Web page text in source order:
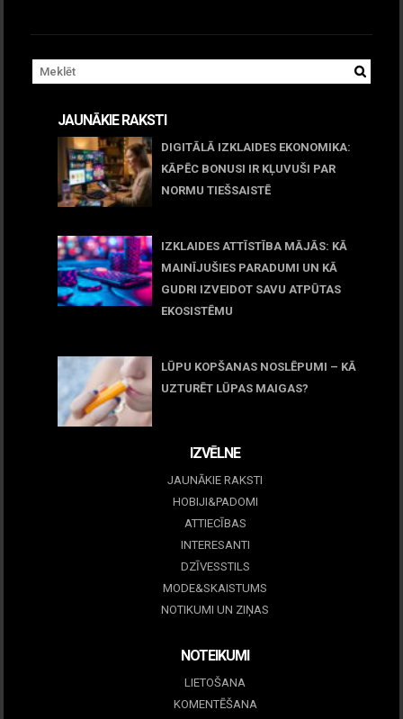
JAUNĀKIE RAKSTI
DIGITĀLĀ IZKLAIDES EKONOMIKA:
KĀPĒC BONUSI IR KĻUVUŠI PAR
NORMU TIEŠSAISTĒ
IZKLAIDES ATTĪSTĪBA MĀJĀS: KĀ
MAINĪJUŠIES PARADUMI UN KĀ
GUDRI IZVEIDOT SAVU ATPŪTAS
EKOSISTĒMU
LŪPU KOPŠANAS NOSLĒPUMI – KĀ
UZTURĒT LŪPAS MAIGAS?
IZVĒLNE
JAUNĀKIE RAKSTI
HOBIJI&PADOMI
ATTIECĪBAS
INTERESANTI
DZĪVESSTILS
MODE&SKAISTUMS
NOTIKUMI UN ZIŅAS
NOTEIKUMI
LIETOŠANA
KOMENTĒŠANA